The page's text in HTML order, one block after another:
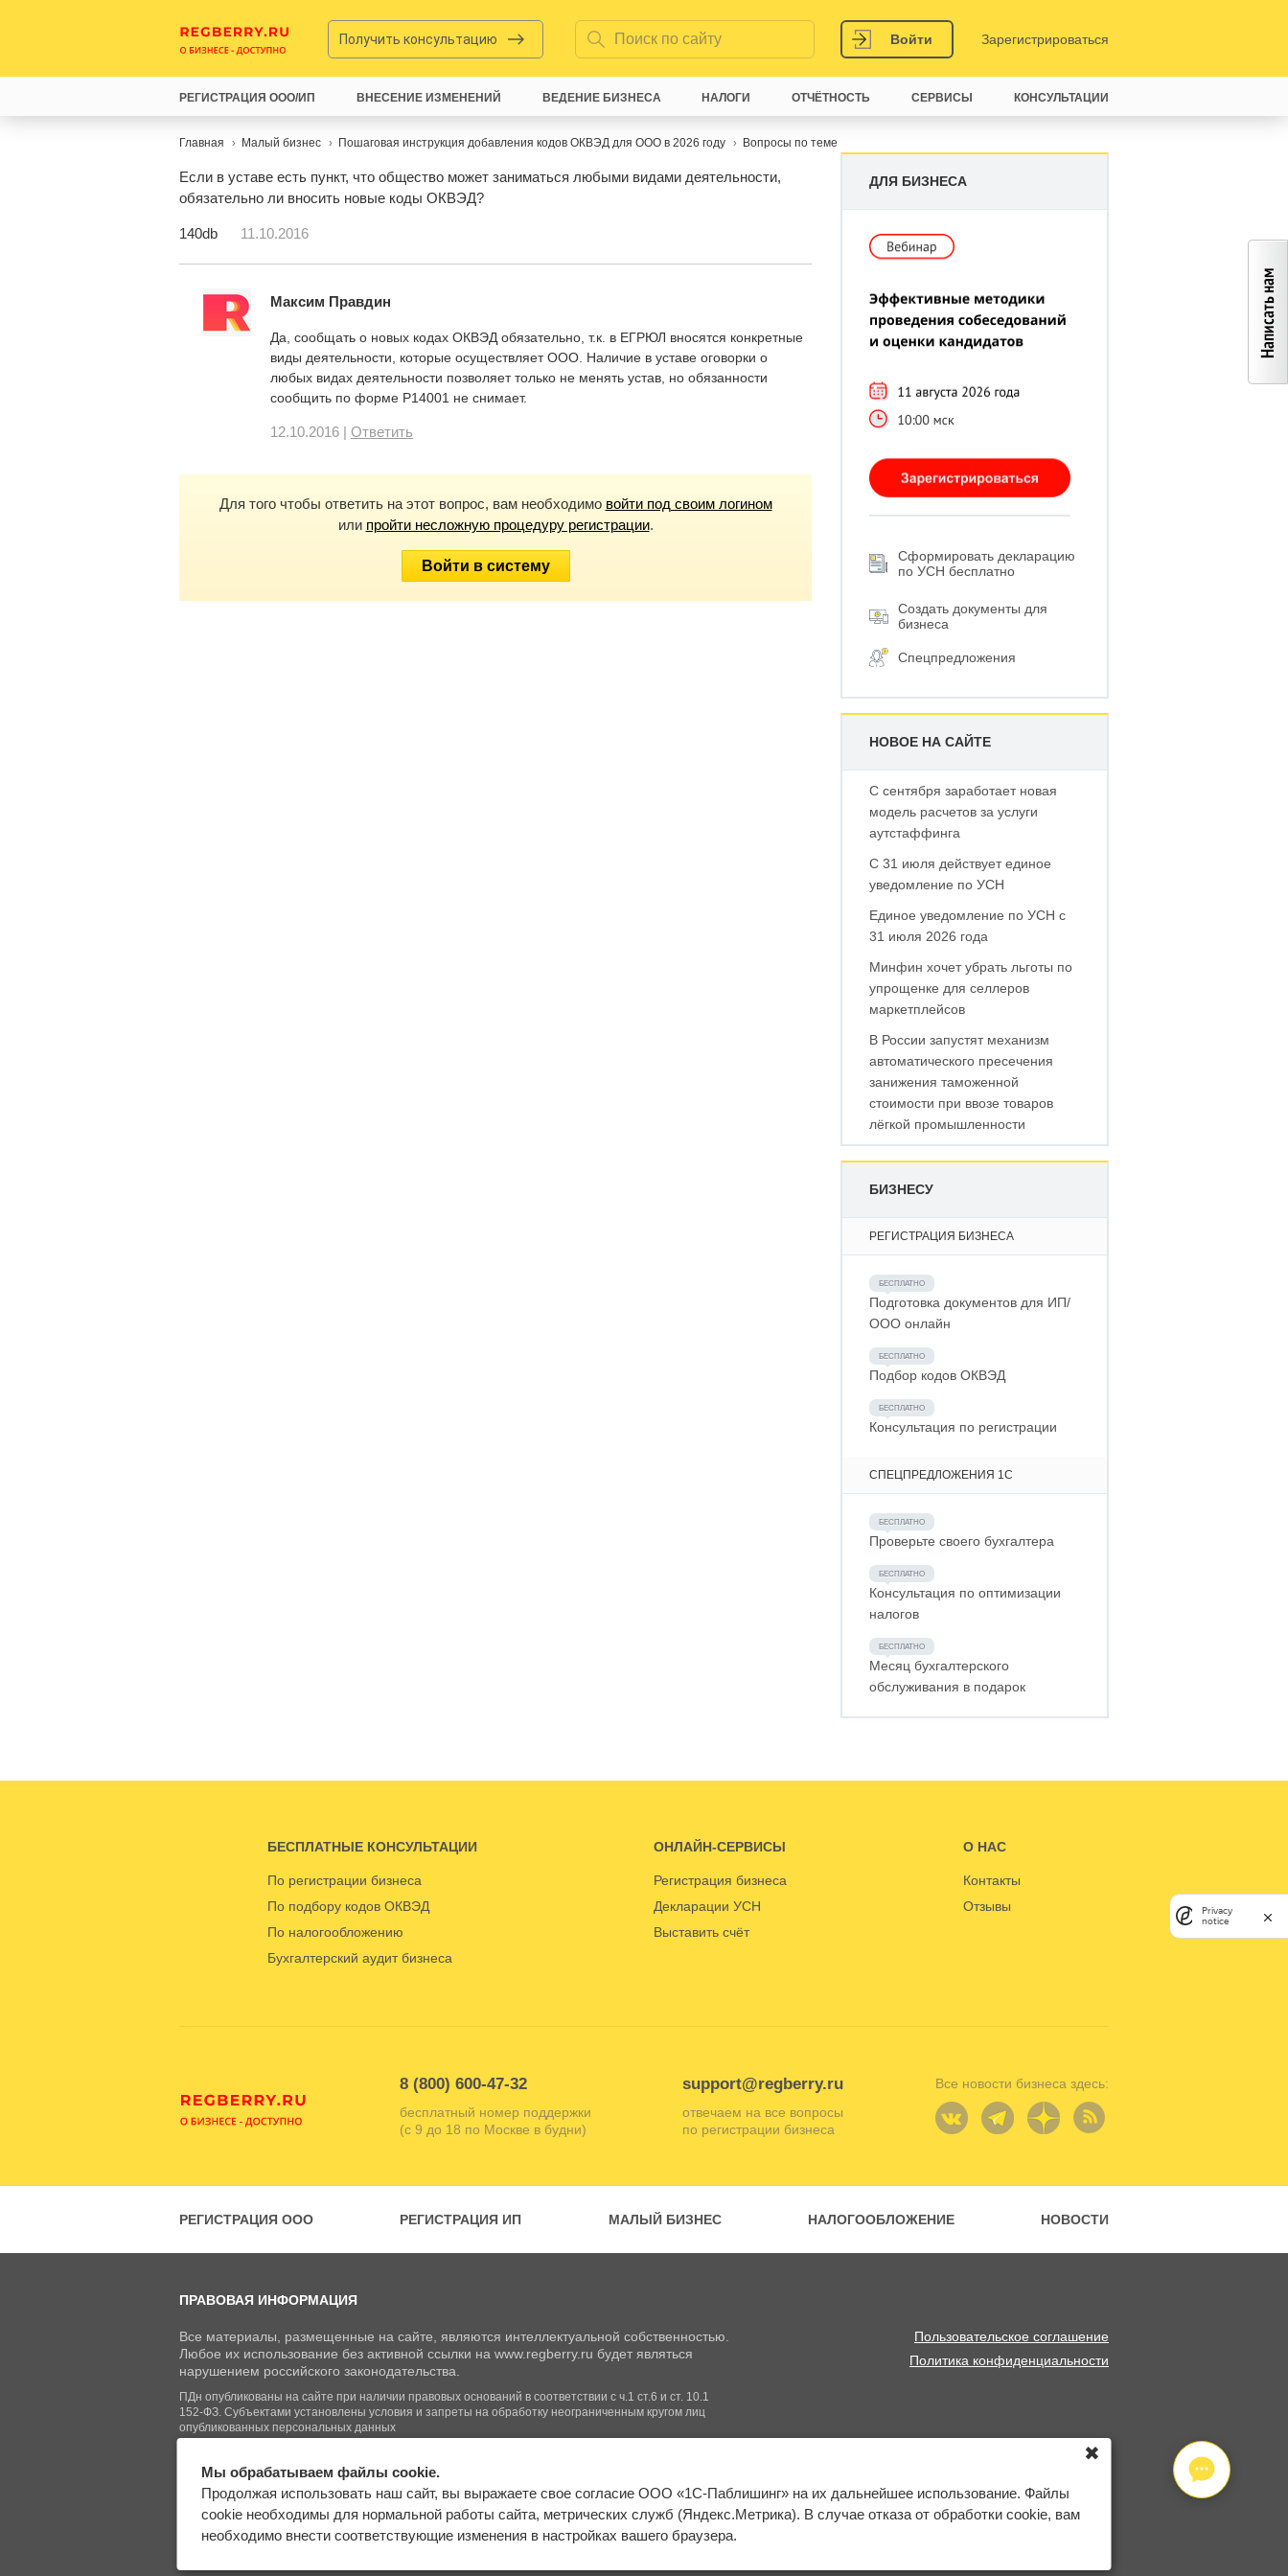
Получить консультацию Войти Зарегистрироваться
Главная Малый бизнес Пошаговая инструкция добавления кодов ОКВЭД для ООО в 2026 году Вопросы по теме
Если в уставе есть пункт, что общество может заниматься любыми видами деятельности,
обязательно ли вносить новые коды ОКВЭД?
140db 11.10.2016
Максим Правдин
Да, сообщать о новых кодах ОКВЭД обязательно, т.к. в ЕГРЮЛ вносятся конкретные
виды деятельности, которые осуществляет ООО. Наличие в уставе оговорки о
любых видах деятельности позволяет только не менять устав, но обязанности
сообщить по форме Р14001 не снимает.
12.10.2016 | Ответить
Для того чтобы ответить на этот вопрос, вам необходимо войти под своим логином
или пройти несложную процедуру регистрации.
Войти в систему
ДЛЯ БИЗНЕСА
Сформировать декларацию
по УСН бесплатно
Создать документы для
бизнеса
Спецпредложения
НОВОЕ НА САЙТЕ
С сентября заработает новая
модель расчетов за услуги
аутстаффинга
С 31 июля действует единое
уведомление по УСН
Единое уведомление по УСН с
31 июля 2026 года
Минфин хочет убрать льготы по
упрощенке для селлеров
маркетплейсов
В России запустят механизм
автоматического пресечения
занижения таможенной
стоимости при ввозе товаров
лёгкой промышленности
БИЗНЕСУ
РЕГИСТРАЦИЯ БИЗНЕСА
Подготовка документов для ИП/
ООО онлайн
Подбор кодов ОКВЭД
Консультация по регистрации
СПЕЦПРЕДЛОЖЕНИЯ 1С
Проверьте своего бухгалтера
Консультация по оптимизации
налогов
Месяц бухгалтерского
обслуживания в подарок
РЕГИСТРАЦИЯ ООО/ИП ВНЕСЕНИЕ ИЗМЕНЕНИЙ ВЕДЕНИЕ БИЗНЕСА НАЛОГИ ОТЧЁТНОСТЬ СЕРВИСЫ КОНСУЛЬТАЦИИ
БЕСПЛАТНЫЕ КОНСУЛЬТАЦИИ
По регистрации бизнеса
По подбору кодов ОКВЭД
По налогообложению
Бухгалтерский аудит бизнеса
ОНЛАЙН-СЕРВИСЫ
Регистрация бизнеса
Декларации УСН
Выставить счёт
О НАС
Контакты
Отзывы
8 (800) 600-47-32
бесплатный номер поддержки
(с 9 до 18 по Москве в будни)
support@regberry.ru
отвечаем на все вопросы
по регистрации бизнеса
Все новости бизнеса здесь:
РЕГИСТРАЦИЯ ООО РЕГИСТРАЦИЯ ИП МАЛЫЙ БИЗНЕС НАЛОГООБЛОЖЕНИЕ НОВОСТИ
ПРАВОВАЯ ИНФОРМАЦИЯ
Все материалы, размещенные на сайте, являются интеллектуальной собственностью.
Любое их использование без активной ссылки на www.regberry.ru будет являться
нарушением российского законодательства.
ПДн опубликованы на сайте при наличии правовых оснований в соответствии с ч.1 ст.6 и ст. 10.1
152-ФЗ. Субъектами установлены условия и запреты на обработку неограниченным кругом лиц
опубликованных персональных данных
Пользовательское соглашение
Политика конфиденциальности
© Regberry.ru, 2013–2026
Все права защищены
Входим в группу
компаний «1С»
Карта сайта
Мы обрабатываем файлы cookie.
Продолжая использовать наш сайт, вы выражаете свое согласие ООО «1С-Паблишинг» на их дальнейшее использование. Файлы
cookie необходимы для нормальной работы сайта, метрических служб (Яндекс.Метрика). В случае отказа от обработки cookie, вам
необходимо внести соответствующие изменения в настройках вашего браузера.
✖
Privacy
notice